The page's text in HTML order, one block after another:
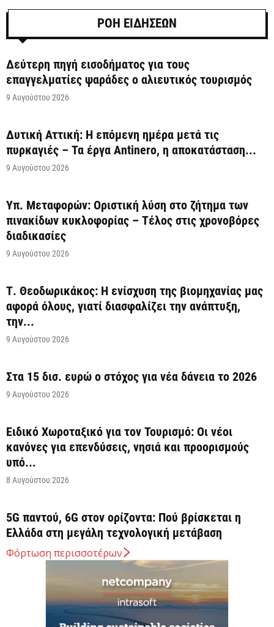
ΡΟΗ ΕΙΔΗΣΕΩΝ
Δεύτερη πηγή εισοδήματος για τους
επαγγελματίες ψαράδες ο αλιευτικός τουρισμός
9 Αυγούστου 2026
Δυτική Αττική: Η επόμενη ημέρα μετά τις
πυρκαγιές – Τα έργα Antinero, η αποκατάσταση...
9 Αυγούστου 2026
Υπ. Μεταφορών: Οριστική λύση στο ζήτημα των
πινακίδων κυκλοφορίας – Τέλος στις χρονοβόρες
διαδικασίες
9 Αυγούστου 2026
Τ. Θεοδωρικάκος: Η ενίσχυση της βιομηχανίας μας
αφορά όλους, γιατί διασφαλίζει την ανάπτυξη,
την...
9 Αυγούστου 2026
Στα 15 δισ. ευρώ ο στόχος για νέα δάνεια το 2026
9 Αυγούστου 2026
Ειδικό Χωροταξικό για τον Τουρισμό: Οι νέοι
κανόνες για επενδύσεις, νησιά και προορισμούς
υπό...
8 Αυγούστου 2026
5G παντού, 6G στον ορίζοντα: Πού βρίσκεται η
Ελλάδα στη μεγάλη τεχνολογική μετάβαση
8 Αυγούστου 2026
Διευρύνεται η εθνική πρωτοβουλία για τις τιμές
στο ράφι των σούπερ μάρκετ
Φόρτωση περισσοτέρων